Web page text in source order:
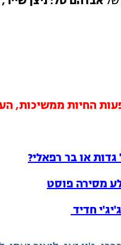
החיות ממשיכות, הערב
או בר רפאלי?
מסירה פוסט
חדיד